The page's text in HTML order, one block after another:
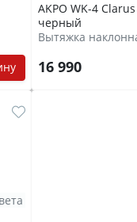
AKPO WK-4
черный
Вытяжка
16 990